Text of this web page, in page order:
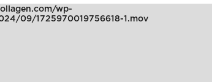
wp-
09/1725970019756618-1.mov